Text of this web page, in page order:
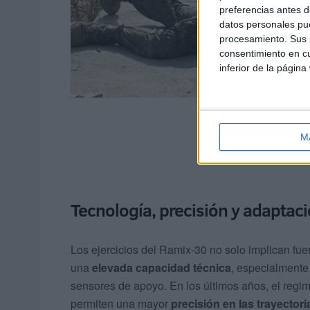
preferencias antes
datos personales
procesamiento.
consentimiento en
inferior de la página
Tecnología, precisión y
Los ejercicios del Ramix-30 no solo implican
una elevada capacidad técnica,
sensores de apoyo. En los últimos años, el
permiten una mayor precisión en las